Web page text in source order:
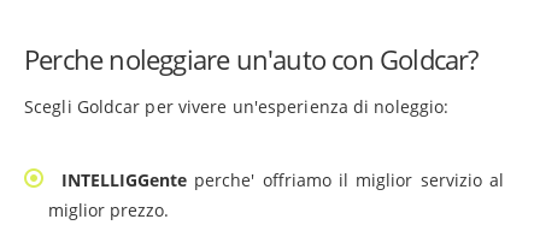
Perche noleggiare un'auto con Goldcar?
Scegli Goldcar per vivere un'esperienza di noleggio:
INTELLIGGente perche' offriamo il miglior servizio al
miglior prezzo.